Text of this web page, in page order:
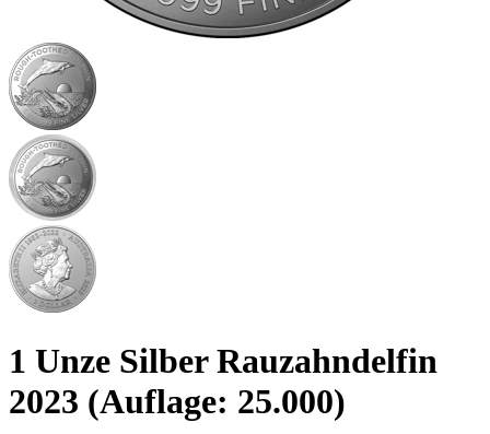
1 Unze Silber Rauzahndelfin
2023 (Auflage: 25.000)